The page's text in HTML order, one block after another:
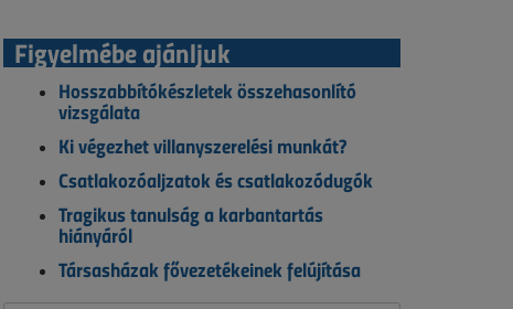
Figyelmébe ajánljuk
Hosszabbítókészletek összehasonlító
vizsgálata
Ki végezhet villanyszerelési munkát?
Csatlakozóaljzatok és csatlakozódugók
Tragikus tanulság a karbantartás
hiányáról
Társasházak fővezetékeinek felújítása